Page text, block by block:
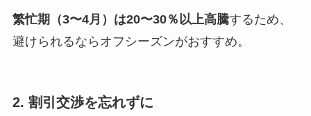
繁忙期（3〜4月）は20〜30％以上高騰するため、
避けられるならオフシーズンがおすすめ。
2. 割引交渉を忘れずに